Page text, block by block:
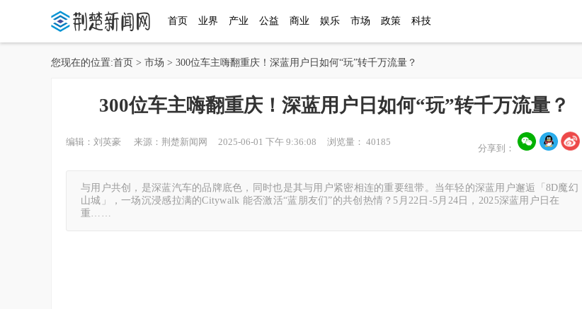
首页 业界 产业 公益 商业 娱乐 市场 政策 科技
您现在的位置:首页 > 市场 > 300位车主嗨翻重庆！深蓝用户日如何“玩”转千万流量？
300位车主嗨翻重庆！深蓝用户日如何“玩”转千万流量？
编辑：刘英豪 来源：荆楚新闻网 2025-06-01 下午 9:36:08 浏览量： 40185
分享到：
与用户共创，是深蓝汽车的品牌底色，同时也是其与用户紧密相连的重要纽带。当年轻的深蓝用户邂逅「8D魔幻
山城」，一场沉浸感拉满的Citywalk 能否激活“蓝朋友们”的共创热情？5月22日-5月24日，2025深蓝用户日在
重……